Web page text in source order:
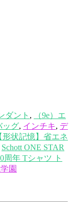
ント ,
（9e）エ
ッグ, インチキ, デ
形状記憶】省エネ
Schott ONE STAR
周年 Tシャツ ト
園